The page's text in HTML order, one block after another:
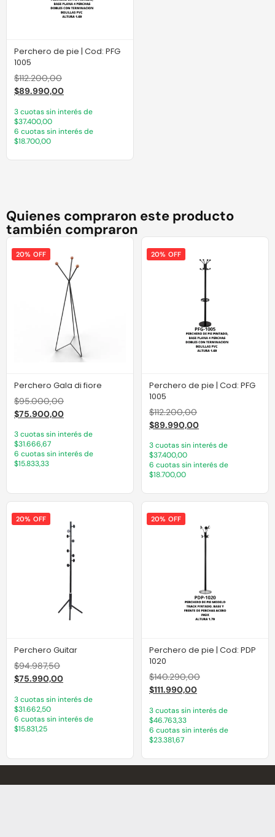
Perchero de pie | Cod: PFG
1005
$112.200,00
$89.990,00
3 cuotas sin interés de
$37.400,00
6 cuotas sin interés de
$18.700,00
Quienes compraron este producto
también compraron
20% OFF
Perchero Gala di fiore
$95.000,00
$75.900,00
3 cuotas sin interés de
$31.666,67
6 cuotas sin interés de
$15.833,33
20% OFF
Perchero de pie | Cod: PFG
1005
$112.200,00
$89.990,00
3 cuotas sin interés de
$37.400,00
6 cuotas sin interés de
$18.700,00
20% OFF
Perchero Guitar
$94.987,50
$75.990,00
3 cuotas sin interés de
$31.662,50
6 cuotas sin interés de
$15.831,25
20% OFF
Perchero de pie | Cod: PDP
1020
$140.290,00
$111.990,00
3 cuotas sin interés de
$46.763,33
6 cuotas sin interés de
$23.381,67